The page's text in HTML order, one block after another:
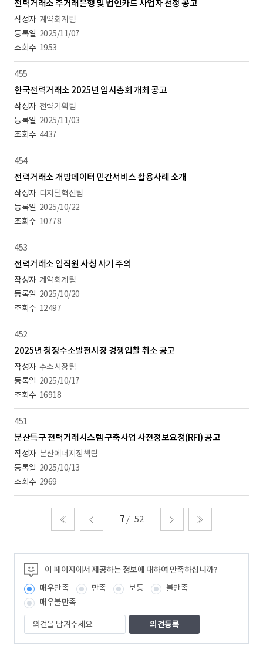
전력거래소 주거래은행 및 법인카드 사업자 선정 공고
계약회계팀
2025/11/07
1953
455
한국전력거래소 2025년 임시총회 개최 공고
전략기획팀
2025/11/03
4437
454
전력거래소 개방데이터 민간서비스 활용사례 소개
디지털혁신팀
2025/10/22
10778
453
전력거래소 임직원 사칭 사기 주의
계약회계팀
2025/10/20
12497
452
2025년 청정수소발전시장 경쟁입찰 취소 공고
수소시장팀
2025/10/17
16918
451
분산특구 전력거래시스템 구축사업 사전정보요청(RFI) 공고
분산에너지정책팀
2025/10/13
2969
7 52
이 페이지에서 제공하는 정보에 대하여 만족하십니까?
매우만족
만족 보통
불만족
매우불만족
의
견
을